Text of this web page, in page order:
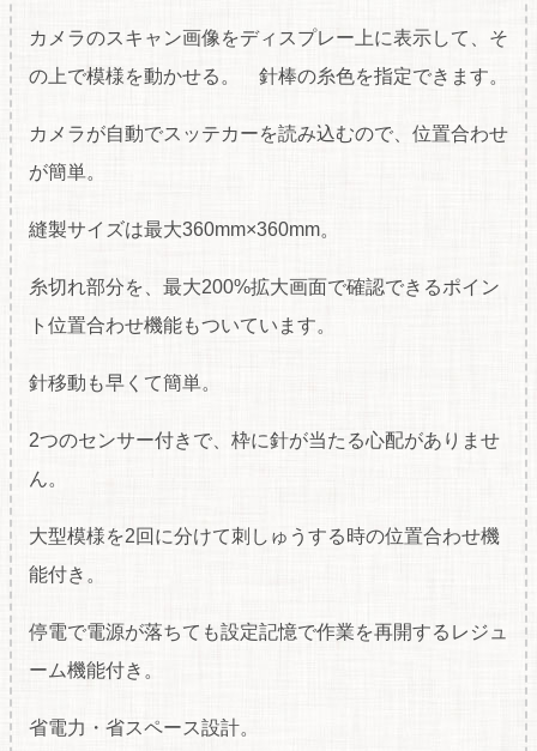
カメラのスキャン画像をディスプレー上に表示して、そ
の上で模様を動かせる。 針棒の糸色を指定できます。
カメラが自動でスッテカーを読み込むので、位置合わせ
が簡単。
縫製サイズは最大360mm×360mm。
糸切れ部分を、最大200%拡大画面で確認できるポイン
ト位置合わせ機能もついています。
針移動も早くて簡単。
2つのセンサー付きで、枠に針が当たる心配がありませ
ん。
大型模様を2回に分けて刺しゅうする時の位置合わせ機
能付き。
停電で電源が落ちても設定記憶で作業を再開するレジュ
ーム機能付き。
省電力・省スペース設計。